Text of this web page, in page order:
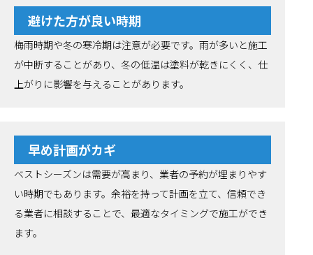
避けた方が良い時期
梅雨時期や冬の寒冷期は注意が必要です。雨が多いと施工
が中断することがあり、冬の低温は塗料が乾きにくく、仕
上がりに影響を与えることがあります。
早め計画がカギ
ベストシーズンは需要が高まり、業者の予約が埋まりやす
い時期でもあります。余裕を持って計画を立て、信頼でき
る業者に相談することで、最適なタイミングで施工ができ
ます。